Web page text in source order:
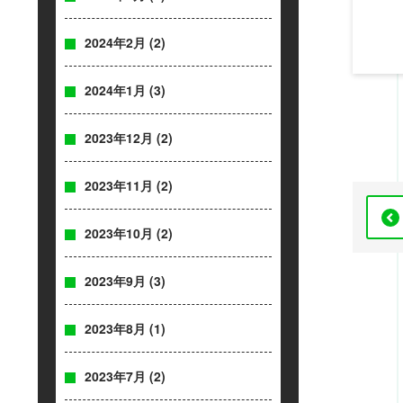
2024年2月 (2)
2024年1月 (3)
2023年12月 (2)
2023年11月 (2)
2023年10月 (2)
2023年9月 (3)
2023年8月 (1)
2023年7月 (2)